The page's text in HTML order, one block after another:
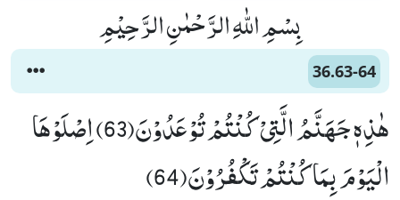
بِسْمِ اللّٰهِ الرَّحْمٰنِ الرَّحِیْمِ
36.63-64
هٰذِهٖ جَهَنَّمُ الَّتِیْ كُنْتُمْ تُوْعَدُوْنَ(63) اِصْلَوْهَا
الْیَوْمَ بِمَا كُنْتُمْ تَكْفُرُوْنَ(64)